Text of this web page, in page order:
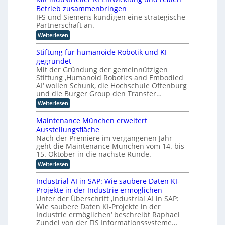
i
c
h
e
r
I
n
t
e
l
l
i
g
e
n
z
z
u
o
p
t
i
m
i
D
A
C
H
-
I
n
d
u
s
t
r
e
z
u
t
a
t
t
k
l
a
s
s
i
s
c
h
e
Z
e
t
i
i
z
i
e
r
u
n
g
s
v
e
r
t
f
o
r
m
I
n
d
u
s
t
i
e
4
.
0
r
i
c
h
t
e
t
o
k
u
s
a
u
Betrieb zusammenbringen
IFS und Siemens kündigen eine strategische
Partnerschaft an.
Weiterlesen:
M
i
t
i
n
d
u
s
t
r
i
e
l
e
r
K
I
E
n
t
w
i
k
l
Stiftung für humanoide Robotik und KI
gegründet
Mit der Gründung der gemeinnützigen
Stiftung ‚Humanoid Robotics and Embodied
AI‘ wollen Schunk, die Hochschule Offenburg
und die Burger Group den Transfer…
Weiterlesen:
S
i
f
u
n
g
f
ü
r
h
u
m
a
n
o
Maintenance München erweitert
Ausstellungsfläche
Nach der Premiere im vergangenen Jahr
geht die Maintenance München vom 14. bis
15. Oktober in die nächste Runde.
Weiterlesen:
M
a
i
n
t
e
n
a
Industrial AI in SAP: Wie saubere Daten KI-
Projekte in der Industrie ermöglichen
Unter der Überschrift ‚Industrial AI in SAP:
Wie saubere Daten KI-Projekte in der
Industrie ermöglichen‘ beschreibt Raphael
Zundel von der FIS Informationssysteme…